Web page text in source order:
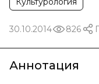
30.10.2014 826
Аннотация